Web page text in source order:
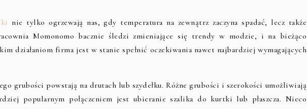
nie tylko ogrzewają nas, gdy temperatura na zewnątrz zaczyna spadać, lecz także
Momonomo bacznie śledzi zmieniające się trendy w modzie, i na bieżąco
działaniom firma jest w stanie spełnić oczekiwania nawet najbardziej wymagających
grubości powstają na drutach lub szydełku. Różne grubości i szerokości umożliwiają
popularnym połączeniem jest ubieranie szalika do kurtki lub płaszcza. Nieco